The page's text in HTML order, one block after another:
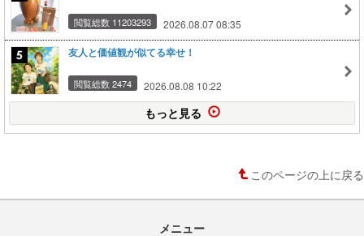
閲覧総数 11203293 2026.08.07 08:35
友人と価値観が似てる幸せ！
閲覧総数 2474 2026.08.08 10:22
もっと見る
このページの上に戻る
メニュー